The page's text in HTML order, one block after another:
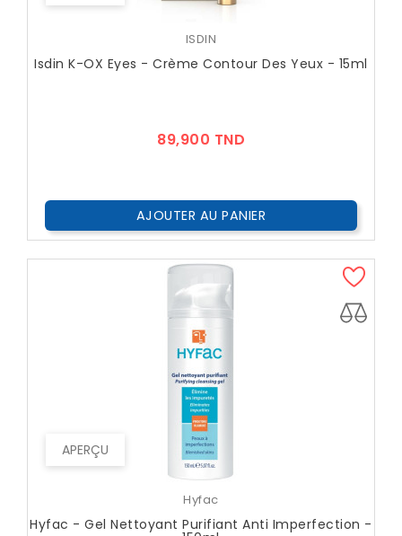
ISDIN
Isdin K-OX Eyes - Crème Contour Des Yeux - 15ml
89,900 TND
AJOUTER AU PANIER
APERÇU
Hyfac
Hyfac - Gel Nettoyant Purifiant Anti Imperfection -